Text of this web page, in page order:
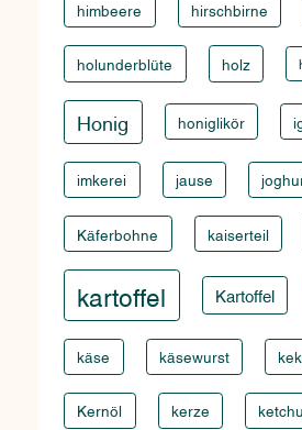
himbeere hirschbirne
holunderblüte holz
Honig honiglikör
imkerei jause
Käferbohne kaiserteil
kartoffel Kartoffel
käse käsewurst
Kernöl kerze